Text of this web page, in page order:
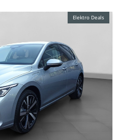
Elektro Deals